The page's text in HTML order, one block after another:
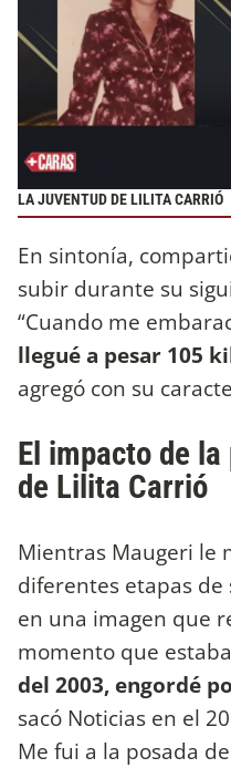
LA JUVENTUD DE LILITA CARRIÓ
En sintonía,
subir durante su
“Cuando me
llegué a pesar 105
agregó con su
El impacto de
de Lilita Carrió
Mientras Maugeri le
diferentes etapas de
en una imagen que
momento que
del 2003, engordé
sacó Noticias en el
Me fui a la posada